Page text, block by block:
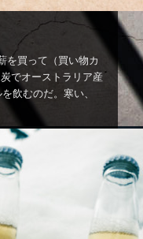
を買って（買い物カ
でオーストラリア産
飲むのだ。寒い、